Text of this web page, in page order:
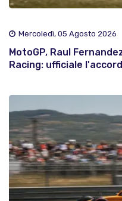
Mercoledì, 05 Agosto 2026
MotoGP, Raul
Racing: ufficiale